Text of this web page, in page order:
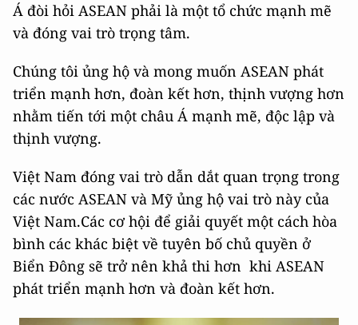
Á đòi hỏi ASEAN phải là một tổ chức mạnh mẽ
và đóng vai trò trọng tâm.
Chúng tôi ủng hộ và mong muốn ASEAN phát
triển mạnh hơn, đoàn kết hơn, thịnh vượng hơn
nhằm tiến tới một châu Á mạnh mẽ, độc lập và
thịnh vượng.
Việt Nam đóng vai trò dẫn dắt quan trọng trong
các nước ASEAN và Mỹ ủng hộ vai trò này của
Việt Nam.Các cơ hội để giải quyết một cách hòa
bình các khác biệt về tuyên bố chủ quyền ở
Biển Đông sẽ trở nên khả thi hơn khi ASEAN
phát triển mạnh hơn và đoàn kết hơn.